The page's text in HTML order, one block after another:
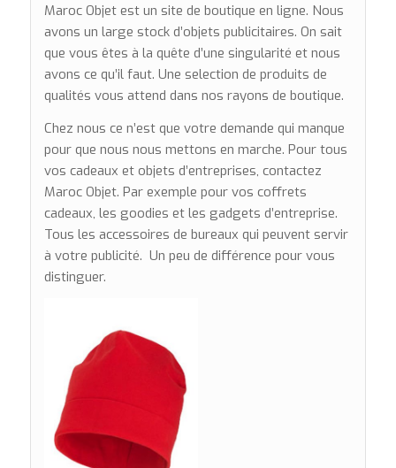
Maroc Objet est un site de boutique en ligne. Nous
avons un large stock d’objets publicitaires. On sait
que vous êtes à la quête d’une singularité et nous
avons ce qu’il faut. Une selection de produits de
qualités vous attend dans nos rayons de boutique.
Chez nous ce n’est que votre demande qui manque
pour que nous nous mettons en marche. Pour tous
vos cadeaux et objets d’entreprises, contactez
Maroc Objet. Par exemple pour vos coffrets
cadeaux, les goodies et les gadgets d’entreprise.
Tous les accessoires de bureaux qui peuvent servir
à votre publicité. Un peu de différence pour vous
distinguer.